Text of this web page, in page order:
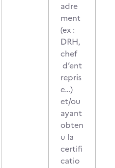
adre
ment
(ex :
DRH,
chef
d’ent
repris
e…)
et/ou
ayant
obten
u la
certifi
catio